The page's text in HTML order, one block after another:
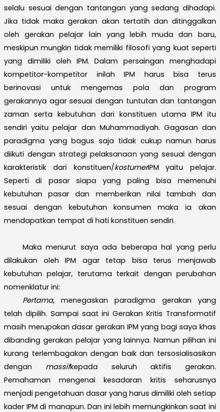
selalu sesuai dengan tantangan yang sedang dihadapi.
Jika tidak maka gerakan akan tertatih dan ditinggalkan
oleh gerakan pelajar lain yang lebih muda dan baru,
meskipun mungkin tidak memiliki filosofi yang kuat seperti
yang dimiliki oleh IPM. Dalam persaingan menghadapi
kompetitor-kompetitor inilah IPM harus bisa terus
berinovasi untuk mengemas pola dan program
gerakannya agar sesuai dengan tuntutan dan tantangan
zaman serta kebutuhan dari konstituen utama IPM itu
sendiri yaitu pelajar dan Muhammadiyah. Gagasan dan
paradigma yang bagus saja tidak cukup namun harus
diikuti dengan strategi pelaksanaan yang sesuai dengan
karakteristik dari konstituen/kostumerIPM yaitu pelajar.
Seperti di pasar siapa yang paling bisa memenuhi
kebutuhan pasar dan memberikan nilai tambah dan
sesuai dengan kebutuhan konsumen maka ia akan
mendapatkan tempat di hati konstituen sendiri.
Maka menurut saya ada beberapa hal yang perlu
dilakukan oleh IPM agar tetap bisa terus menjawab
kebutuhan pelajar, terutama terkait dengan perubahan
nomenklatur ini:
Pertama, menegaskan paradigma gerakan yang
telah dipilih. Sampai saat ini Gerakan Kritis Transformatif
masih merupakan dasar gerakan IPM yang bagi saya khas
dibanding gerakan pelajar yang lainnya. Namun pilihan ini
kurang terlembagakan dengan baik dan tersosialisasikan
dengan massifkepada seluruh aktifis gerakan.
Pemahaman mengenai kesadaran kritis seharusnya
menjadi pengetahuan dasar yang harus dimiliki oleh setiap
kader IPM di manapun. Dan ini lebih memungkinkan saat ini